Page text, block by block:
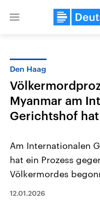
Close
Landtagswahl Sachsen-
2026
Sachsen-Anhalt wählt am 6.
Den Haag
Myanmar am
Gerichtshof
Am Internationalen
hat ein Prozess
Völkermordes
12.01.2026